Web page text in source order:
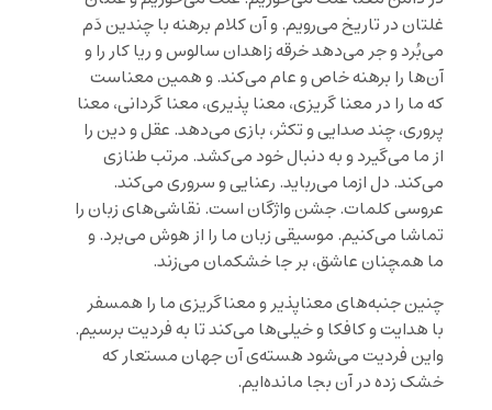
غلتان در تاریخ می‌رویم. و آن کلام برهنه با چندین دَم
می‌بُرد و جر می‌دهد خرقه زاهدان سالوس و ریا کار را و
آن‌ها را برهنه خاص و عام می‌کند. و همین معناست
که ما را در معنا گریزی، معنا پذیری، معنا گردانی، معنا
پروری، چند صدایی و تکثر، بازی می‌دهد. عقل و دین را
از ما می‌گیرد و به دنبال خود می‌کشد. مرتب طنازی
می‌کند. دل ازما می‌رباید. رعنایی و سروری می‌کند.
عروسی کلمات. جشن واژگان است. نقاشی‌های زبان را
تماشا می‌کنیم. موسیقی زبان ما را از هوش می‌برد. و
ما همچنان عاشق، بر جا خشکمان می‌زند.
چنین جنبه‌های معناپذیر و معناگریزی ما را همسفر
با هدایت و کافکا و خیلی‌ها می‌کند تا به فردیت برسیم.
واین فردیت می‌شود هسته‌ی آن جهان مستعار که
خشک زده در آن بجا مانده‌ایم.